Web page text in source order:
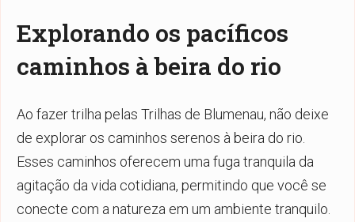
Explorando os pacíficos
caminhos à beira do rio
Ao fazer trilha pelas Trilhas de Blumenau, não deixe
de explorar os caminhos serenos à beira do rio.
Esses caminhos oferecem uma fuga tranquila da
agitação da vida cotidiana, permitindo que você se
conecte com a natureza em um ambiente tranquilo.